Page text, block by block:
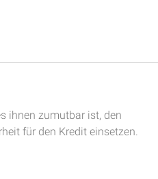
ihnen zumutbar ist, den
für den Kredit einsetzen.